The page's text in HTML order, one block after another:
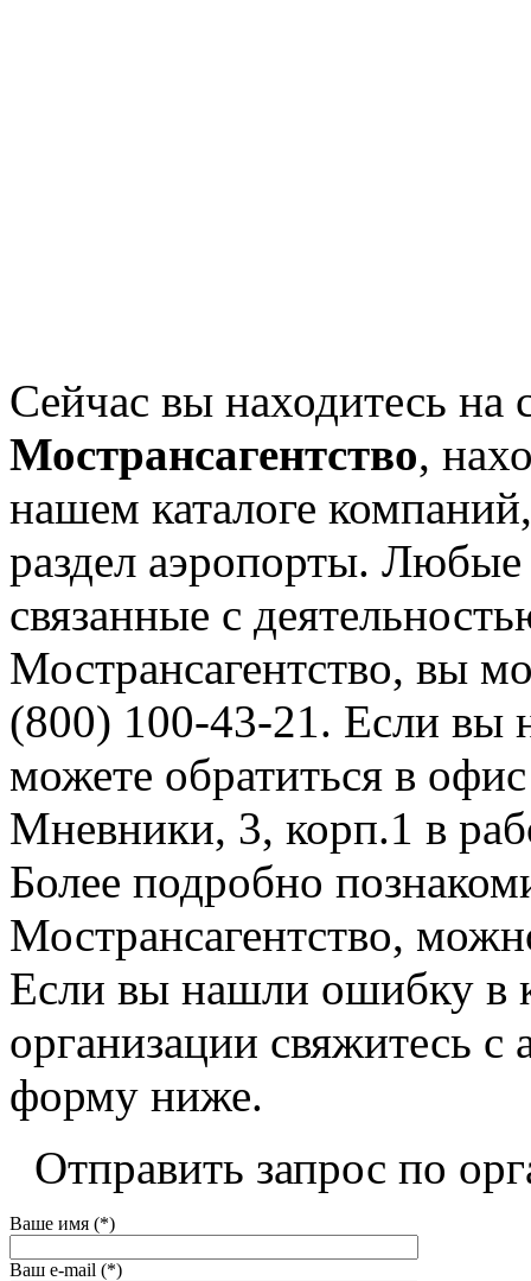
Сейчас вы находитесь на
Мострансагентство,
нашем каталоге
раздел аэропорты.
связанные с
Мострансагентство, вы
(800) 100-43-21. Если вы
можете обратиться в
Мневники, 3, корп.1 в
Более подробно
Мострансагентство,
Если вы нашли ошибку в
организации свяжитесь
форму ниже.
Отправить запрос по
Ваше имя (*)
Ваш e-mail (*)